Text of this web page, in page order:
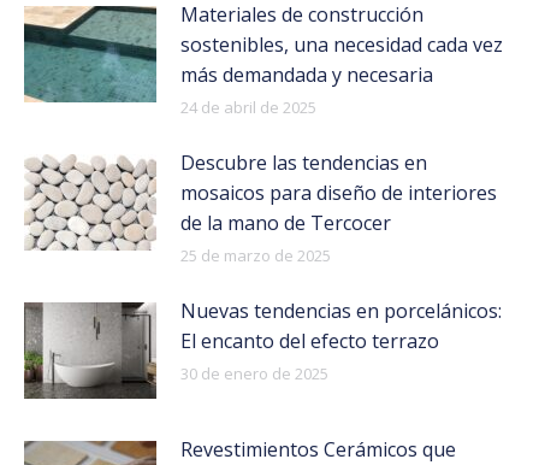
Materiales de construcción
sostenibles, una necesidad cada vez
más demandada y necesaria
24 de abril de 2025
Descubre las tendencias en
mosaicos para diseño de interiores
de la mano de Tercocer
25 de marzo de 2025
Nuevas tendencias en porcelánicos:
El encanto del efecto terrazo
30 de enero de 2025
Revestimientos Cerámicos que